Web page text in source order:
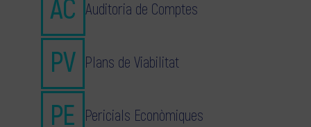
Auditoria de Comptes
Plans de Viabilitat
Pericials Econòmiques